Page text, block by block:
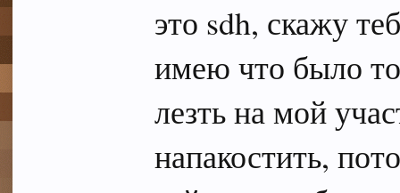
это sdh, скажу
имею что было
лезть на мой
напакостить,